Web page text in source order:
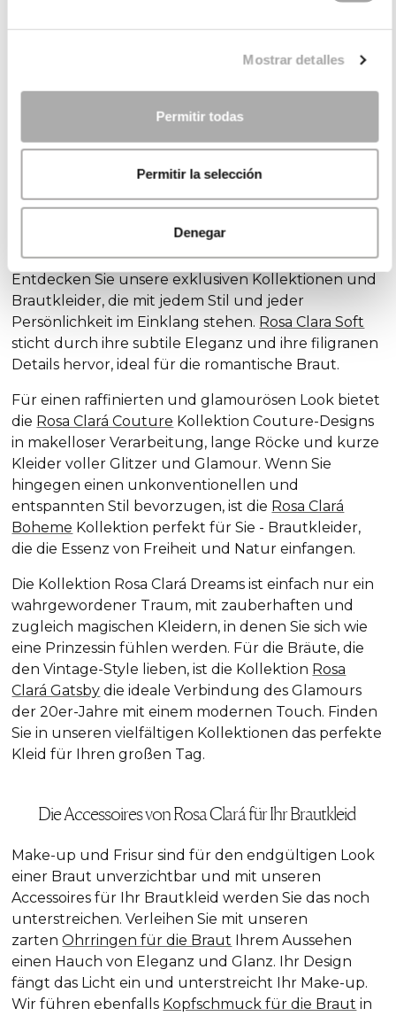
Mostrar detalles
Permitir todas
Permitir la selección
Denegar
Brautkleider-Kollektionen
Das perfekte Brautkleid zu finden kann aufgrund
der vielen Möglichkeiten eine ganz vergnügliche
überwältigend. Bei Rosa Clará berücksichtigen wir
schon beim Entwerfen der Brautkleider, dass es so
viele Stile wie Bräute gibt, damit so jede Braut das
ideale Kleid findet, um ihr Fest der Liebe zu feiern.
Entdecken Sie unsere exklusiven Kollektionen und
Brautkleider, die mit jedem Stil und jeder
Persönlichkeit im Einklang stehen. Rosa Clara Soft
sticht durch ihre subtile Eleganz und ihre filigranen
Details hervor, ideal für die romantische Braut.
Für einen raffinierten und glamourösen Look bietet
die Rosa Clará Couture Kollektion Couture-Designs
in makelloser Verarbeitung, lange Röcke und kurze
Kleider voller Glitzer und Glamour. Wenn Sie
hingegen einen unkonventionellen und
entspannten Stil bevorzugen, ist die Rosa Clará
Boheme Kollektion perfekt für Sie - Brautkleider,
die die Essenz von Freiheit und Natur einfangen.
Die Kollektion Rosa Clará Dreams ist einfach nur ein
wahrgewordener Traum, mit zauberhaften und
zugleich magischen Kleidern, in denen Sie sich wie
eine Prinzessin fühlen werden. Für die Bräute, die
den Vintage-Style lieben, ist die Kollektion Rosa
Clará Gatsby die ideale Verbindung des Glamours
der 20er-Jahre mit einem modernen Touch. Finden
Sie in unseren vielfältigen Kollektionen das perfekte
Kleid für Ihren großen Tag.
Die Accessoires von Rosa Clará für Ihr Brautkleid
Make-up und Frisur sind für den endgültigen Look
einer Braut unverzichtbar und mit unseren
Accessoires für Ihr Brautkleid werden Sie das noch
unterstreichen. Verleihen Sie mit unseren
zartenOhrringen für die Braut Ihrem Aussehen
einen Hauch von Eleganz und Glanz. Ihr Design
fängt das Licht ein und unterstreicht Ihr Make-up.
Wir führen ebenfalls Kopfschmuck für die Braut in